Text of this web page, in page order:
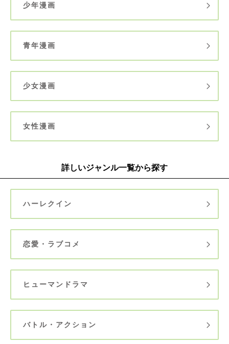
少年漫画
青年漫画
少女漫画
女性漫画
詳しいジャンル一覧から探す
ハーレクイン
恋愛・ラブコメ
ヒューマンドラマ
バトル・アクション